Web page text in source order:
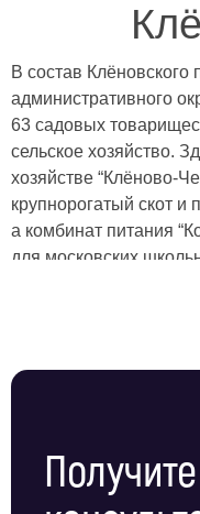
В состав Клёновского
административного
63 садовых
сельское хозяйство.
хозяйстве “Клёново-
крупнорогатый скот
а комбинат питания
для московских
оказывает ЧОП
лет. Для повышения
создано специальное